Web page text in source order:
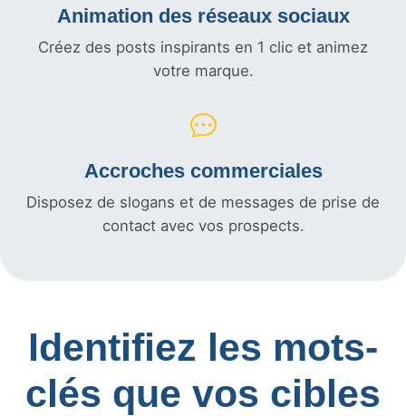
Animation des réseaux sociaux
Créez des posts inspirants en 1 clic et animez
votre marque.
Accroches commerciales
Disposez de slogans et de messages de prise de
contact avec vos prospects.
Identifiez les mots-
clés que vos cibles